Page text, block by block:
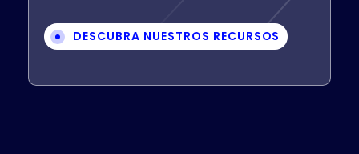
DESCUBRA NUESTROS RECURSOS